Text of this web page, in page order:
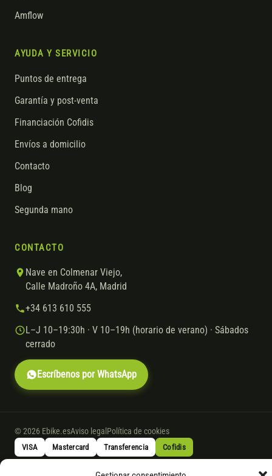
Amflow
AYUDA Y SERVICIO
Puntos de entrega
Garantía y post-venta
Financiación Cofidis
Envíos a domicilio
Contacto
Blog
Segunda mano
CONTACTO
Nave en Colmenar Viejo,
Calle Madroño 4A, Madrid
+34 613 610 555
L–J 10–19:30h · V 10–19h (horario de verano) · Sábados
cerrado
Escríbenos por WhatsApp
© 2026 Ebike.esAviso legalPolítica de cookies
VISA Mastercard Transferencia Cofidis